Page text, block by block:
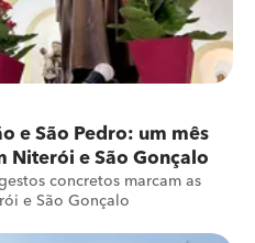
e São Pedro: um mês
Niterói e São Gonçalo
concretos marcam as
e São Gonçalo